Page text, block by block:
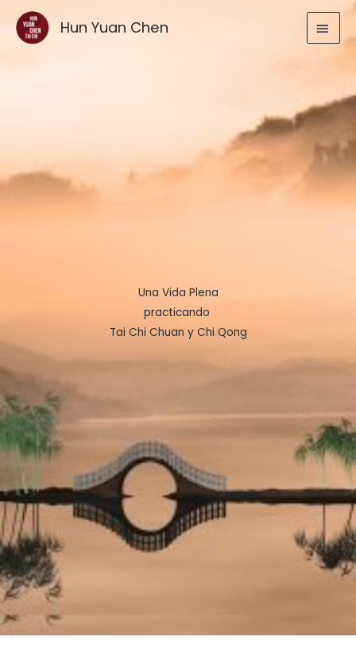
contenido
Hun Yuan Chen
Una Vida Plena
practicando
Tai Chi Chuan y Chi Qong